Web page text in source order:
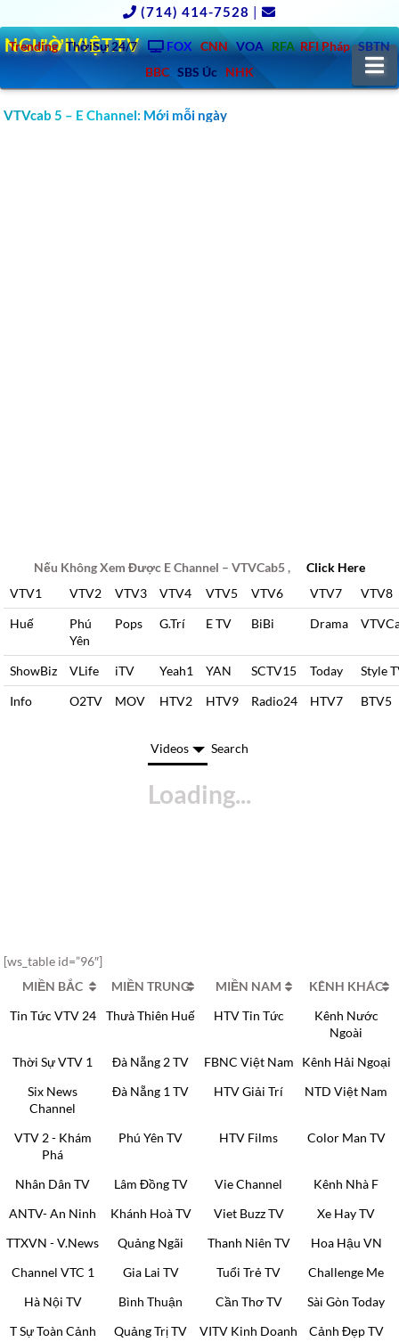
(714) 414-7528 |
Trending ThờiSự 24/7 FOX CNN VOA RFA RFI Pháp SBTN
BBC SBS Úc NHK
NGƯỜIVIỆT.TV
VTVcab 5 – E Channel: Mới mỗi ngày
Nếu Không Xem Được E Channel – VTVCab5 , Click Here
VTV1
VTV2 VTV3 VTV4 VTV5 VTV6 VTV7
VTV8
Huế
Phú
Yên
Pops G.Trí E TV BiBi Drama
ShowBiz VLife iTV Yeah1 YAN SCTV15 Today
Style
Info
O2TV MOV HTV2 HTV9 Radio24 HTV7 BTV5
Videos Search
[ws_table id=”96″]
MIỀN BẮC
MIỀN TRUNG MIỀN NAM
KÊNH KHÁC
Tin Tức VTV 24
Thưà Thiên Huế HTV Tin Tức
Kênh Nước
Ngoài
Thời Sự VTV 1
Đà Nẵng 2 TV FBNC Việt Nam
Kênh Hải Ngoại
Six News
Channel
Đà Nẵng 1 TV HTV Giải Trí NTD Việt Nam
VTV 2 - Khám
Phá
Phú Yên TV HTV Films Color Man TV
Nhân Dân TV Lâm Đồng TV Vie Channel
Kênh Nhà F
ANTV- An Ninh
Khánh Hoà TV Viet Buzz TV
Xe Hay TV
TTXVN - V.News
Quảng Ngãi Thanh Niên TV
Hoa Hậu VN
Channel VTC 1
Gia Lai TV Tuổi Trẻ TV
Challenge Me
Hà Nội TV
Bình Thuận Cần Thơ TV
Sài Gòn Today
T Sự Toàn Cảnh
Quảng Trị TV VITV Kinh Doanh
Cảnh Đẹp TV